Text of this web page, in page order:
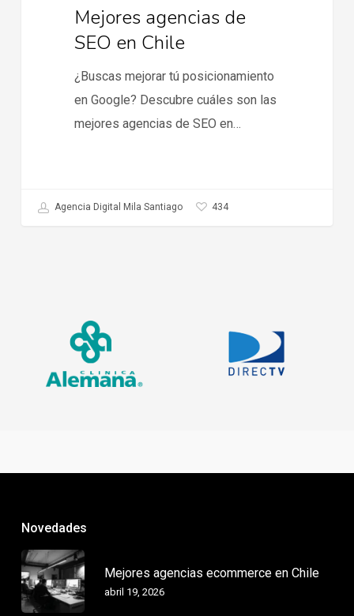
Mejores agencias de
SEO en Chile
¿Buscas mejorar tú posicionamiento
en Google? Descubre cuáles son las
mejores agencias de SEO en…
Agencia Digital Mila Santiago 434
Novedades
Mejores agencias ecommerce en Chile
abril 19, 2026